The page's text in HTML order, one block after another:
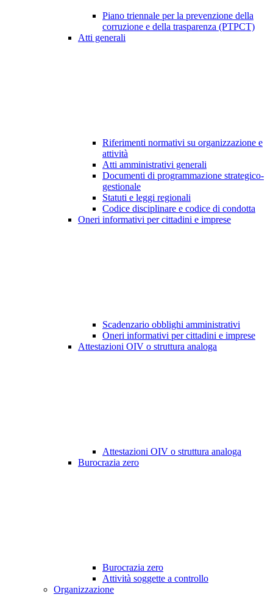
Piano triennale per la prevenzione della
corruzione e della trasparenza (PTPCT)
Atti generali
Riferimenti normativi su organizzazione e
attività
Atti amministrativi generali
Documenti di programmazione strategico-
gestionale
Statuti e leggi regionali
Codice disciplinare e codice di condotta
Oneri informativi per cittadini e imprese
Scadenzario obblighi amministrativi
Oneri informativi per cittadini e imprese
Attestazioni OIV o struttura analoga
Attestazioni OIV o struttura analoga
Burocrazia zero
Burocrazia zero
Attività soggette a controllo
Organizzazione